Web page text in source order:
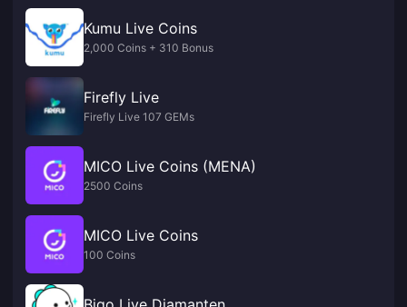
Kumu Live Coins
2,000 Coins + 310 Bonus
Firefly Live
Firefly Live 107 GEMs
MICO Live Coins (MENA)
2500 Coins
MICO Live Coins
100 Coins